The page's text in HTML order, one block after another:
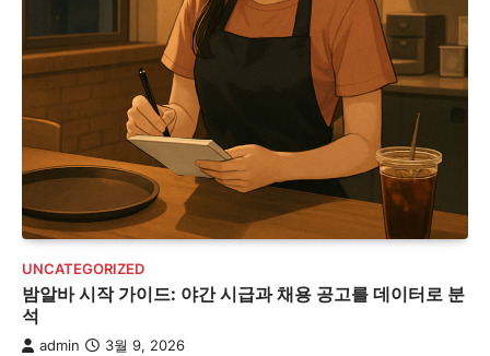
UNCATEGORIZED
밤알바 시작 가이드: 야간 시급과 채용 공고를 데이터로 분
석
admin 3월 9, 2026